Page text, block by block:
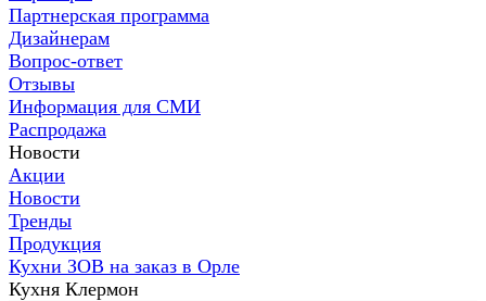
Партнерская программа
Дизайнерам
Вопрос-ответ
Отзывы
Информация для СМИ
Распродажа
Новости
Акции
Новости
Тренды
Продукция
Кухни ЗОВ на заказ в Орле
Кухня Клермон